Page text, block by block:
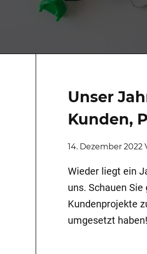
Unser
Kunden,
14. Dezember
Wieder liegt ein
uns. Schauen
Kundenprojekte
umgesetzt